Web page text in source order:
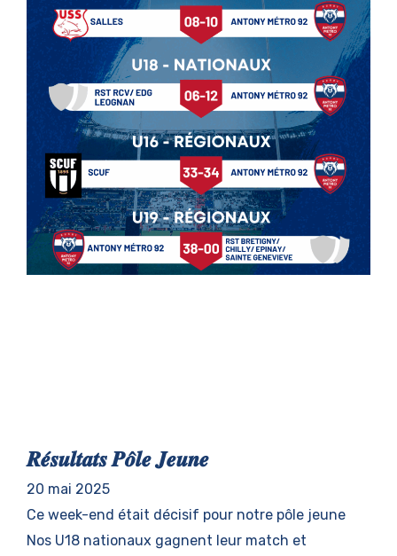
𝑹𝒆́𝒔𝒖𝒍𝒕𝒂𝒕𝒔 𝑷𝒐̂𝒍𝒆 𝑱𝒆𝒖𝒏𝒆
20 mai 2025
Ce week-end était décisif pour notre pôle jeune
Nos U18 nationaux gagnent leur match et